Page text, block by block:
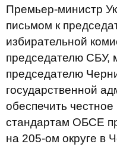
Премьер-министр
письмом к
избирательной
председателю СБУ,
председателю
государственной
обеспечить
стандартам ОБСЕ
на 205-ом округе в